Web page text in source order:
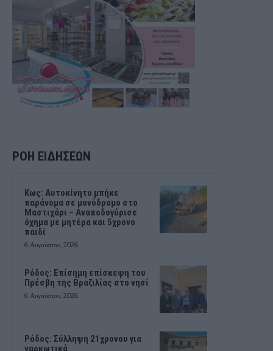
ΡΟΗ ΕΙΔΗΣΕΩΝ
Kως: Αυτοκίνητο μπήκε
παράνομα σε μονόδρομο στο
Μαστιχάρι – Αναποδογύρισε
όχημα με μητέρα και 5χρονο
παιδί
6 Αυγούστου, 2026
Ρόδος: Επίσημη επίσκεψη του
Πρέσβη της Βραζιλίας στο νησί
6 Αυγούστου, 2026
Ρόδος: Σύλληψη 21χρονου για
ναρκωτικά